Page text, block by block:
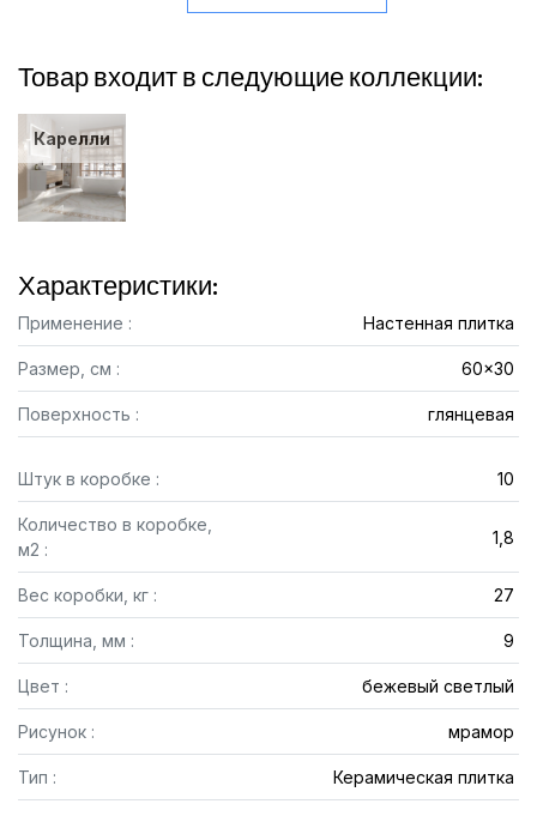
Товар входит в следующие коллекции:
Карелли
Характеристики:
Применение : Настенная плитка
Размер, см : 60x30
Поверхность : глянцевая
Штук в коробке : 10
Количество в коробке,
м2 :
1,8
Вес коробки, кг : 27
Толщина, мм : 9
Цвет : бежевый светлый
Рисунок : мрамор
Тип : Керамическая плитка